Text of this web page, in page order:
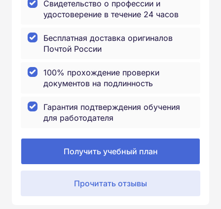
Свидетельство о профессии и
удостоверение в течение 24 часов
Бесплатная доставка оригиналов
Почтой России
100% прохождение проверки
документов на подлинность
Гарантия подтверждения обучения
для работодателя
Получить учебный план
Прочитать отзывы